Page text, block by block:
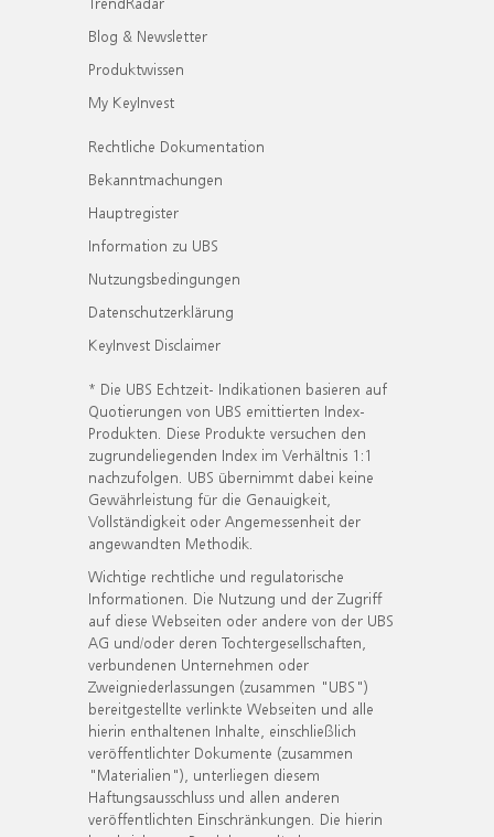
Blog & Newsletter
Produktwissen
My KeyInvest
Rechtliche Dokumentation
Bekanntmachungen
Hauptregister
Information zu UBS
Nutzungsbedingungen
Datenschutzerklärung
KeyInvest Disclaimer
* Die UBS Echtzeit- Indikationen basieren auf
Quotierungen von UBS emittierten Index-
Produkten. Diese Produkte versuchen den
zugrundeliegenden Index im Verhältnis 1:1
nachzufolgen. UBS übernimmt dabei keine
Gewährleistung für die Genauigkeit,
Vollständigkeit oder Angemessenheit der
angewandten Methodik.
Wichtige rechtliche und regulatorische
Informationen. Die Nutzung und der Zugriff
auf diese Webseiten oder andere von der UBS
AG und/oder deren Tochtergesellschaften,
verbundenen Unternehmen oder
Zweigniederlassungen (zusammen "UBS")
bereitgestellte verlinkte Webseiten und alle
hierin enthaltenen Inhalte, einschließlich
veröffentlichter Dokumente (zusammen
"Materialien"), unterliegen diesem
Haftungsausschluss und allen anderen
veröffentlichten Einschränkungen. Die hierin